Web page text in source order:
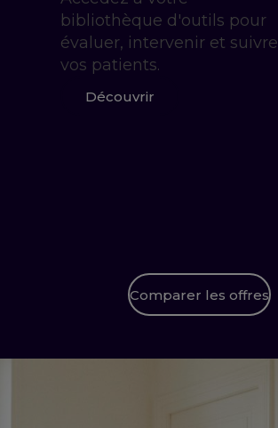
bibliothèque d'outils pour
évaluer, intervenir et suivre
vos patients.
Découvrir
Comparer les offres